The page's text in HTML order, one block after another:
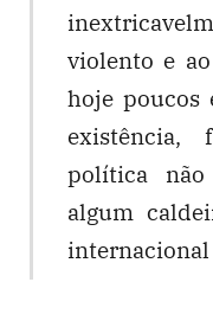
violento e
hoje poucos
existência,
política
algum